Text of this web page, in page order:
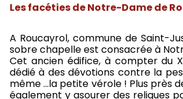
Les facéties de Notre-Dame de
A Roucayrol, commune de Saint-
sobre chapelle est consacrée à
Cet ancien édifice, à compter du
dédié à des dévotions contre la
même ...la petite vérole ! Plus près
également y asourer des reliques